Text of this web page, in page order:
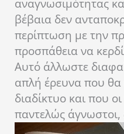
αναγνωσιμότητας
βέβαια δεν
περίπτωση με την
προσπάθεια να
Αυτό άλλωστε
απλή έρευνα που θα
διαδίκτυο και που οι
παντελώς